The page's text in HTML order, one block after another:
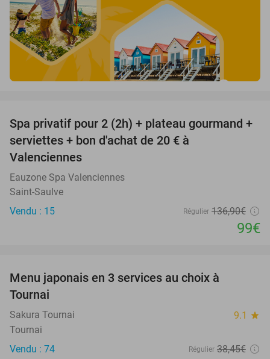
28%
Spa privatif pour 2 (2h) + plateau gourmand +
serviettes + bon d'achat de 20 € à
Valenciennes
Eauzone Spa Valenciennes
Saint-Saulve
Vendu : 15
Régulier 136,90€
99€
Menu japonais en 3 services au choix à
Tournai
Sakura Tournai 9.1 star
Tournai
Vendu : 74
Régulier 38,45€